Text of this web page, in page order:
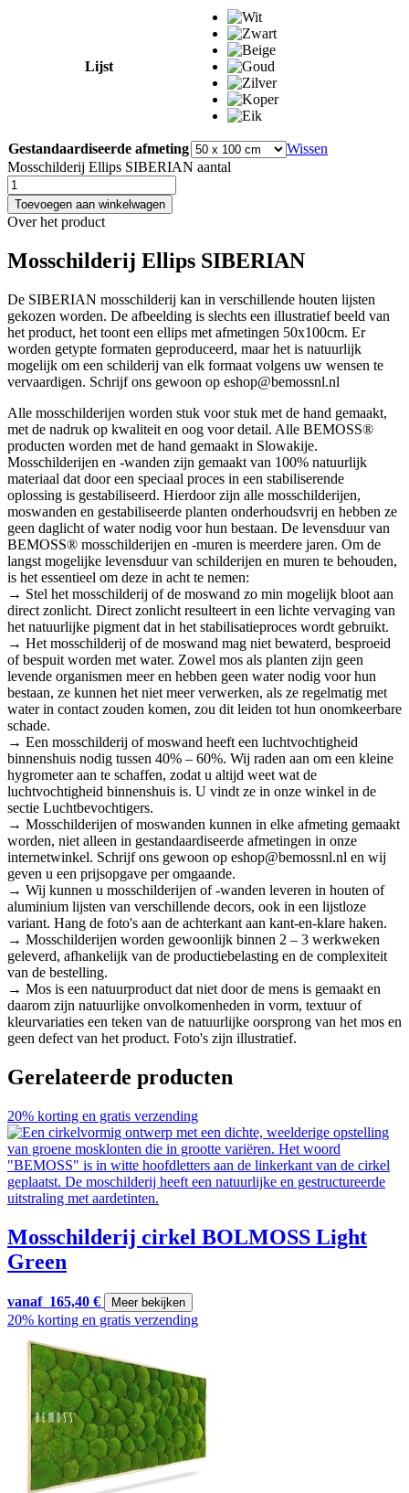
Lijst
Gestandaardiseerde afmeting
Wissen
Mosschilderij Ellips SIBERIAN aantal
Toevoegen aan winkelwagen
Over het product
Mosschilderij Ellips SIBERIAN
De SIBERIAN mosschilderij kan in verschillende houten lijsten
gekozen worden. De afbeelding is slechts een illustratief beeld van
het product, het toont een ellips met afmetingen 50x100cm. Er
worden getypte formaten geproduceerd, maar het is natuurlijk
mogelijk om een schilderij van elk formaat volgens uw wensen te
vervaardigen. Schrijf ons gewoon op eshop@bemossnl.nl
Alle mosschilderijen worden stuk voor stuk met de hand gemaakt,
met de nadruk op kwaliteit en oog voor detail. Alle BEMOSS®
producten worden met de hand gemaakt in Slowakije.
Mosschilderijen en -wanden zijn gemaakt van 100% natuurlijk
materiaal dat door een speciaal proces in een stabiliserende
oplossing is gestabiliseerd. Hierdoor zijn alle mosschilderijen,
moswanden en gestabiliseerde planten onderhoudsvrij en hebben ze
geen daglicht of water nodig voor hun bestaan. De levensduur van
BEMOSS® mosschilderijen en -muren is meerdere jaren. Om de
langst mogelijke levensduur van schilderijen en muren te behouden,
is het essentieel om deze in acht te nemen:
→ Stel het mosschilderij of de moswand zo min mogelijk bloot aan
direct zonlicht. Direct zonlicht resulteert in een lichte vervaging van
het natuurlijke pigment dat in het stabilisatieproces wordt gebruikt.
→ Het mosschilderij of de moswand mag niet bewaterd, besproeid
of bespuit worden met water. Zowel mos als planten zijn geen
levende organismen meer en hebben geen water nodig voor hun
bestaan, ze kunnen het niet meer verwerken, als ze regelmatig met
water in contact zouden komen, zou dit leiden tot hun onomkeerbare
schade.
→ Een mosschilderij of moswand heeft een luchtvochtigheid
binnenshuis nodig tussen 40% – 60%. Wij raden aan om een kleine
hygrometer aan te schaffen, zodat u altijd weet wat de
luchtvochtigheid binnenshuis is. U vindt ze in onze winkel in de
sectie Luchtbevochtigers.
→ Mosschilderijen of moswanden kunnen in elke afmeting gemaakt
worden, niet alleen in gestandaardiseerde afmetingen in onze
internetwinkel. Schrijf ons gewoon op eshop@bemossnl.nl en wij
geven u een prijsopgave per omgaande.
→ Wij kunnen u mosschilderijen of -wanden leveren in houten of
aluminium lijsten van verschillende decors, ook in een lijstloze
variant. Hang de foto's aan de achterkant aan kant-en-klare haken.
→ Mosschilderijen worden gewoonlijk binnen 2 – 3 werkweken
geleverd, afhankelijk van de productiebelasting en de complexiteit
van de bestelling.
→ Mos is een natuurproduct dat niet door de mens is gemaakt en
daarom zijn natuurlijke onvolkomenheden in vorm, textuur of
kleurvariaties een teken van de natuurlijke oorsprong van het mos en
geen defect van het product. Foto's zijn illustratief.
Gerelateerde producten
20% korting en gratis verzending
Mosschilderij cirkel BOLMOSS Light
Green
vanaf 165,40 € Meer bekijken
20% korting en gratis verzending